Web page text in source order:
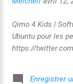
Qimo 4 Kids |
Ubuntu pour les
https://
Enregistrer